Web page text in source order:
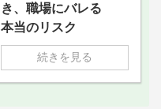
き、職場にバレる
本当のリスク
続きを見る